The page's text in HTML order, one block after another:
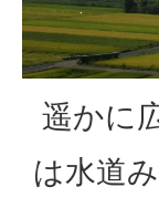
遥かに
は水道